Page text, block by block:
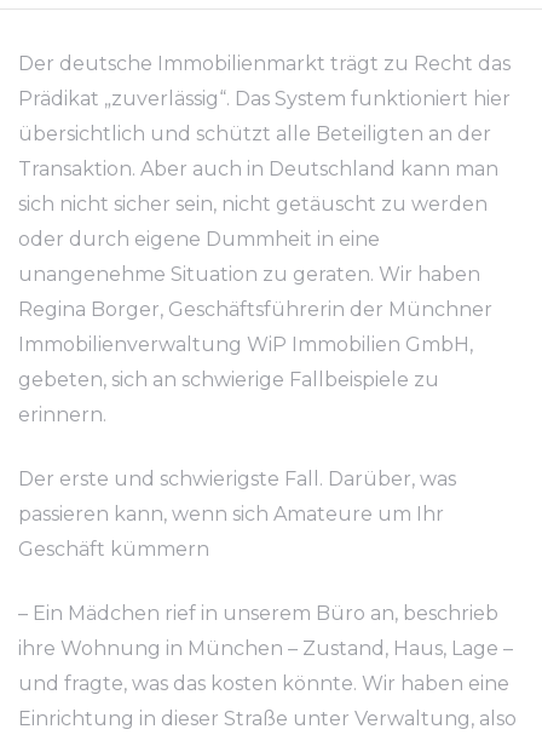
Der deutsche Immobilienmarkt trägt zu Recht das
Prädikat „zuverlässig“. Das System funktioniert hier
übersichtlich und schützt alle Beteiligten an der
Transaktion. Aber auch in Deutschland kann man
sich nicht sicher sein, nicht getäuscht zu werden
oder durch eigene Dummheit in eine
unangenehme Situation zu geraten. Wir haben
Regina Borger, Geschäftsführerin der Münchner
Immobilienverwaltung WiP Immobilien GmbH,
gebeten, sich an schwierige Fallbeispiele zu
erinnern.
Der erste und schwierigste Fall. Darüber, was
passieren kann, wenn sich Amateure um Ihr
Geschäft kümmern
– Ein Mädchen rief in unserem Büro an, beschrieb
ihre Wohnung in München – Zustand, Haus, Lage –
und fragte, was das kosten könnte. Wir haben eine
Einrichtung in dieser Straße unter Verwaltung, also